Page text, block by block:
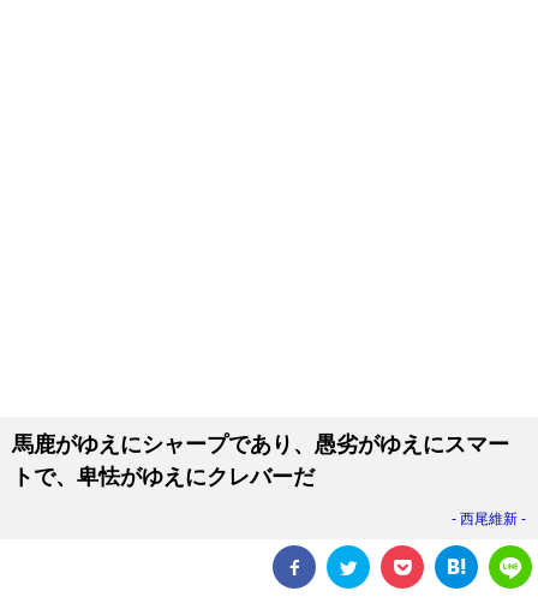
馬鹿がゆえにシャープであり、愚劣がゆえにスマー
トで、卑怯がゆえにクレバーだ
西尾維新